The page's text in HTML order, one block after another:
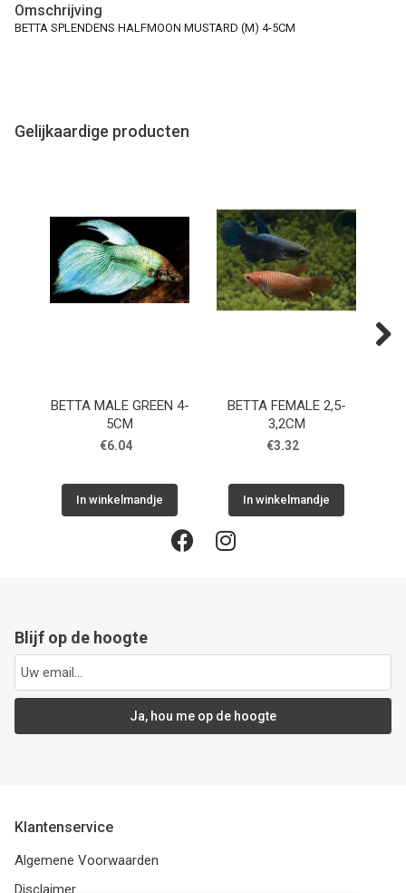
Omschrijving
BETTA SPLENDENS HALFMOON MUSTARD (M) 4-5CM
Gelijkaardige producten
BETTA MALE GREEN 4-
5CM
€6.04
In winkelmandje
BETTA FEMALE 2,5-
3,2CM
€3.32
In winkelmandje
Blijf op de hoogte
Ja, hou me op de hoogte
Klantenservice
Algemene Voorwaarden
Disclaimer